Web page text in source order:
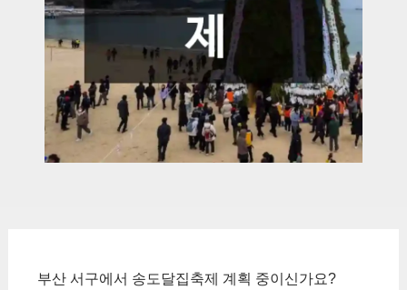
부산 서구에서 송도달집축제 계획 중이신가요?